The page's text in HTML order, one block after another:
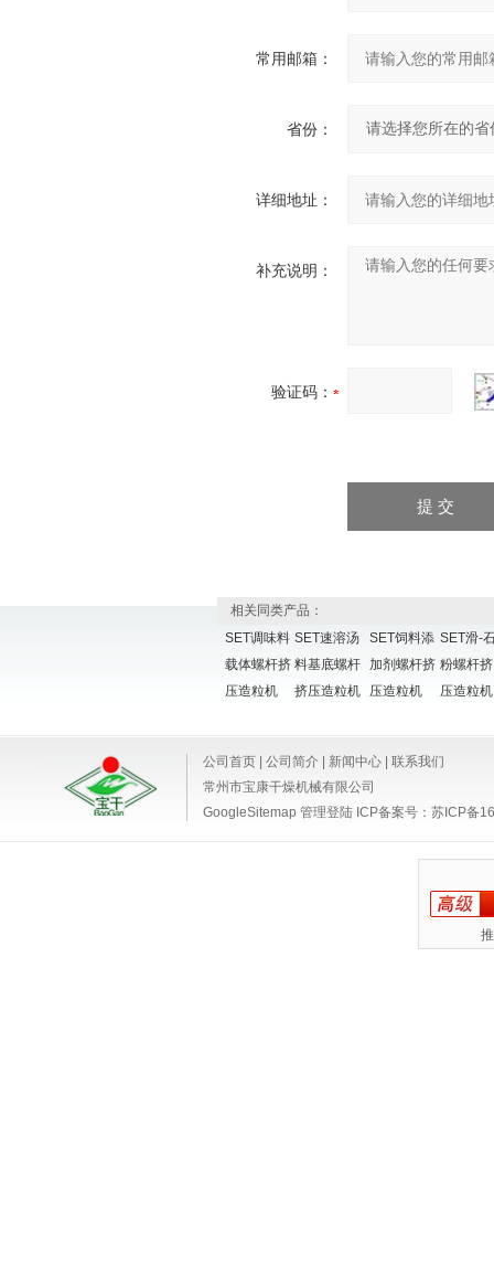
常用邮箱：
省份：
详细地址：
补充说明：
验证码：
相关同类产品：
SET调味料
载体螺杆挤
压造粒机
SET速溶汤
料基底螺杆
挤压造粒机
SET饲料添
加剂螺杆挤
压造粒机
SET滑-
粉螺杆挤
压造粒机
公司首页 公司简介 新闻中心
联系我们
常州市宝康干燥机械有限公司
GoogleSitemap 管理登陆 ICP备案号： 苏ICP备